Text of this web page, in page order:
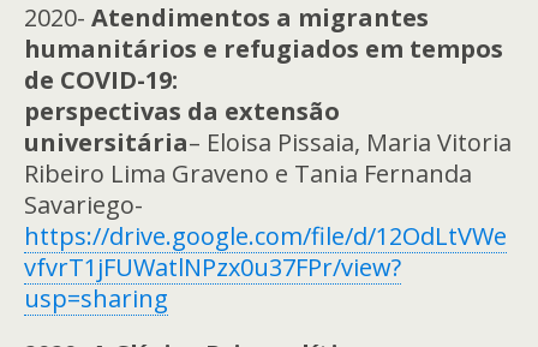
2020- Atendimentos a migrantes
humanitários e refugiados em tempos
de COVID-19:
perspectivas da extensão
universitária– Eloisa Pissaia, Maria Vitoria
Ribeiro Lima Graveno e Tania Fernanda
Savariego-
https://drive.google.com/file/d/12OdLtVWe
vfvrT1jFUWatlNPzx0u37FPr/view?
usp=sharing